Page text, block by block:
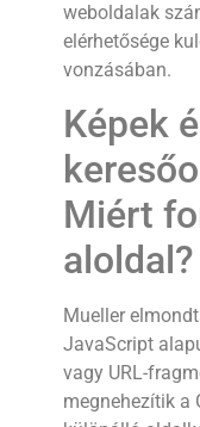
weboldalak
elérhetősége
vonzásában.
Képek
Miért
aloldal?
Mueller
JavaScript
vagy URL-
megnehezítik a